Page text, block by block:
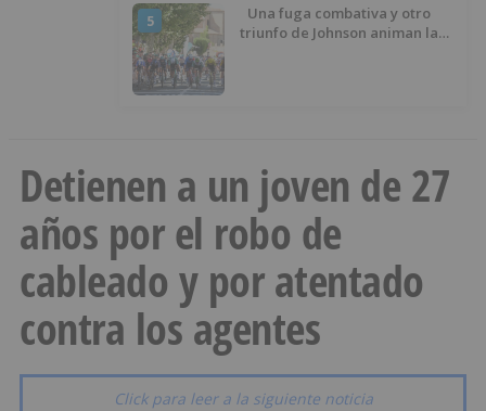
5
Una fuga combativa y otro
triunfo de Johnson animan la
Detienen a un joven de 27
años por el robo de
cableado y por atentado
contra los agentes
Click para leer a la siguiente noticia